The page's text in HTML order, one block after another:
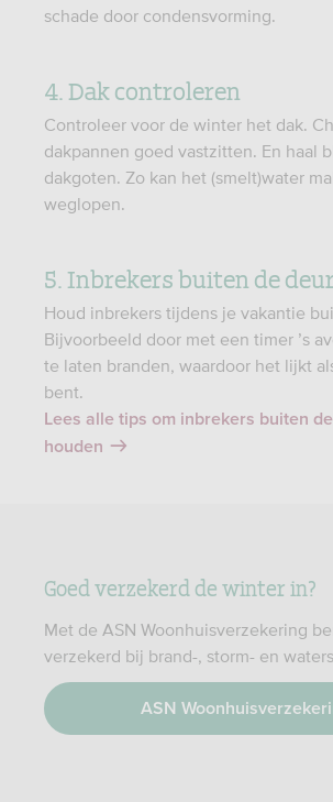
schade door condensvorming.
4. Dak controleren
Controleer voor de winter het dak.
dakpannen goed vastzitten. En haal
dakgoten. Zo kan het (smelt)water
weglopen.
5. Inbrekers buiten de
Houd inbrekers tijdens je vakantie
Bijvoorbeeld door met een timer ’s
te laten branden, waardoor het lijkt
bent.
Lees alle tips om inbrekers buiten
houden
Goed verzekerd de winter in?
Met de ASN Woonhuisverzekering
verzekerd bij brand-, storm- en
ASN